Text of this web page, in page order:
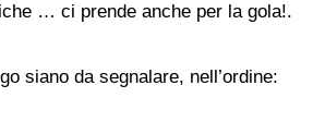
… ci prende anche per la gola!.
siano da segnalare, nell’ordine: